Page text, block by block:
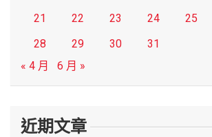
21
22 23 24 25
28
29 30
31
« 4 月
6 月 »
近期文章